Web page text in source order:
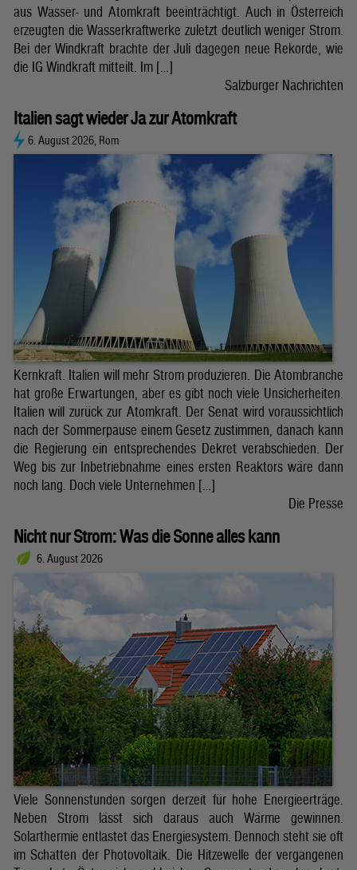
aus Wasser- und Atomkraft beeinträchtigt. Auch in Österreich
erzeugten die Wasserkraftwerke zuletzt deutlich weniger Strom.
Bei der Windkraft brachte der Juli dagegen neue Rekorde, wie
die IG Windkraft mitteilt. Im […]
Salzburger Nachrichten
Italien sagt wieder Ja zur Atomkraft
6. August 2026, Rom
Kernkraft. Italien will mehr Strom produzieren. Die Atombranche
hat große Erwartungen, aber es gibt noch viele Unsicherheiten.
Italien will zurück zur Atomkraft. Der Senat wird voraussichtlich
nach der Sommerpause einem Gesetz zustimmen, danach kann
die Regierung ein entsprechendes Dekret verabschieden. Der
Weg bis zur Inbetriebnahme eines ersten Reaktors wäre dann
noch lang. Doch viele Unternehmen […]
Die Presse
Nicht nur Strom: Was die Sonne alles kann
6. August 2026
Viele Sonnenstunden sorgen derzeit für hohe Energieerträge.
Neben Strom lässt sich daraus auch Wärme gewinnen.
Solarthermie entlastet das Energiesystem. Dennoch steht sie oft
im Schatten der Photovoltaik. Die Hitzewelle der vergangenen